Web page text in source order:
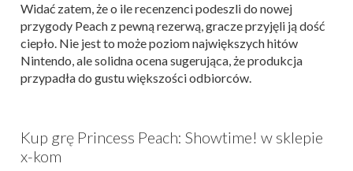
Widać zatem, że o ile recenzenci podeszli do nowej
przygody Peach z pewną rezerwą, gracze przyjęli ją dość
ciepło. Nie jest to może poziom największych hitów
Nintendo, ale solidna ocena sugerująca, że produkcja
przypadła do gustu większości odbiorców.
Kup grę Princess Peach: Showtime! w sklepie
x-kom